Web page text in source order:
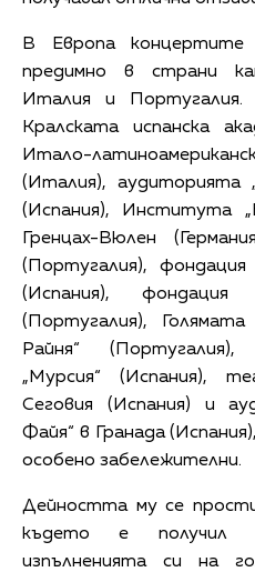
В Европа
предимно в страни
Италия и
Кралската испанска
Итало-
(Италия), аудиторията
(Испания), Института
Гренцах-Вюлен
(Португалия),
(Испания),
(Португалия),
Райня“
„Мурсия“ (Испания),
Сеговия (Испания) и
Файя“ в Гранада
особено забележителни.
Дейността му се
където е получил
изпълненията си на